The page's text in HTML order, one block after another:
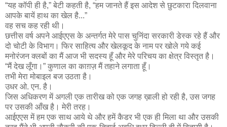
“यह कॉपी ही है,” बेटी कहती है, “हम जानते हैं इस आदेश से छुटकारा दिलवाना
आपके बायें हाथ का खेल है...”
वह सच कह रही थी।
छत्तीस वर्ष अपने आईएएस के अन्तर्गत मेरे पास चुनिंदा सरकारी डेस्क रहे हैं और
दो चोटी के विभाग। फिर साहित्य और खेलकूद के नाम पर खोले गये कई
मनोरंजन क्लबों का मैं आज भी सदस्य हूँ और मेरे परिचय का क्षेत्र विस्तृत है।
“मैं देख लूँगा।” कुणाल का काग़ज़ मैं तहाने लगाता हूँ।
तभी मेरा मोबाइल बज उठता है।
उधर ओ. एन. है।
जिस अधिकरण में अगली एक तारीख को एक जगह ख़ाली हो रही है, उस जगह
पर उसकी आँख है। मेरी तरह।
आईएएस में हम एक साथ आये थे और हमें कैडर भी एक ही मिला था और उसकी